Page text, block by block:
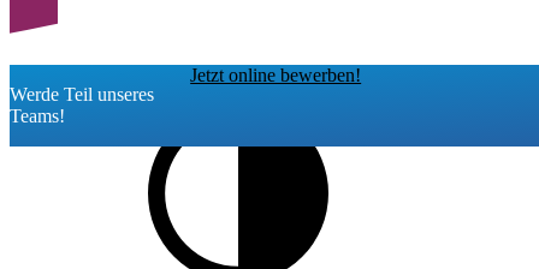
Werde Teil unseres
Teams!
Jetzt online bewerben!